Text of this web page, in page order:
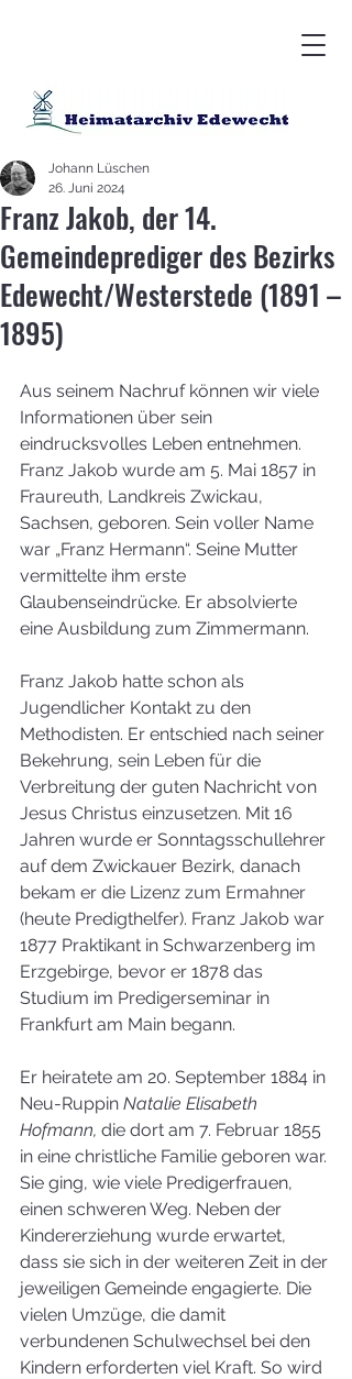
Franz Jakob, der 14.
Gemeindeprediger des Bezirks
Edewecht/Westerstede (1891 –
1895)
Johann Lüschen
26. Juni 2024
Aus seinem Nachruf können wir viele
Informationen über sein
eindrucksvolles Leben entnehmen.
Franz Jakob wurde am 5. Mai 1857 in
Fraureuth, Landkreis Zwickau,
Sachsen, geboren. Sein voller Name
war „Franz Hermann“. Seine Mutter
vermittelte ihm erste
Glaubenseindrücke. Er absolvierte
eine Ausbildung zum Zimmermann.
Franz Jakob hatte schon als
Jugendlicher Kontakt zu den
Methodisten. Er entschied nach seiner
Bekehrung, sein Leben für die
Verbreitung der guten Nachricht von
Jesus Christus einzusetzen. Mit 16
Jahren wurde er Sonntagsschullehrer
auf dem Zwickauer Bezirk, danach
bekam er die Lizenz zum Ermahner
(heute Predigthelfer). Franz Jakob war
1877 Praktikant in Schwarzenberg im
Erzgebirge, bevor er 1878 das
Studium im Predigerseminar in
Frankfurt am Main begann.
Er heiratete am 20. September 1884 in
Neu-Ruppin Natalie Elisabeth
Hofmann, die dort am 7. Februar 1855
in eine christliche Familie geboren war.
Sie ging, wie viele Predigerfrauen,
einen schweren Weg. Neben der
Kindererziehung wurde erwartet,
dass sie sich in der weiteren Zeit in der
jeweiligen Gemeinde engagierte. Die
vielen Umzüge, die damit
verbundenen Schulwechsel bei den
Kindern erforderten viel Kraft. So wird